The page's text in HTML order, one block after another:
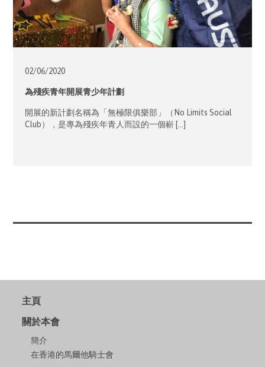
02/06/2020
為殘疾青年開展青少年計劃
開展的新計劃名稱為「無極限俱樂部」（No Limits Social
Club），是專為殘疾年青人而設的一個嶄 […]
主頁
關於本會
簡介
在香港的馬爾他騎士會